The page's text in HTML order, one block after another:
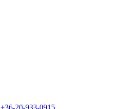
+36-20-933-0915